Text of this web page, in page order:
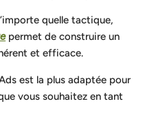
quelle tactique,
permet de construire un
et efficace.
est la plus adaptée pour
vous souhaitez en tant